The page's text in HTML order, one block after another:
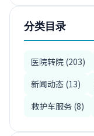
分类目录
医院转院 (203)
新闻动态 (13)
救护车服务 (8)